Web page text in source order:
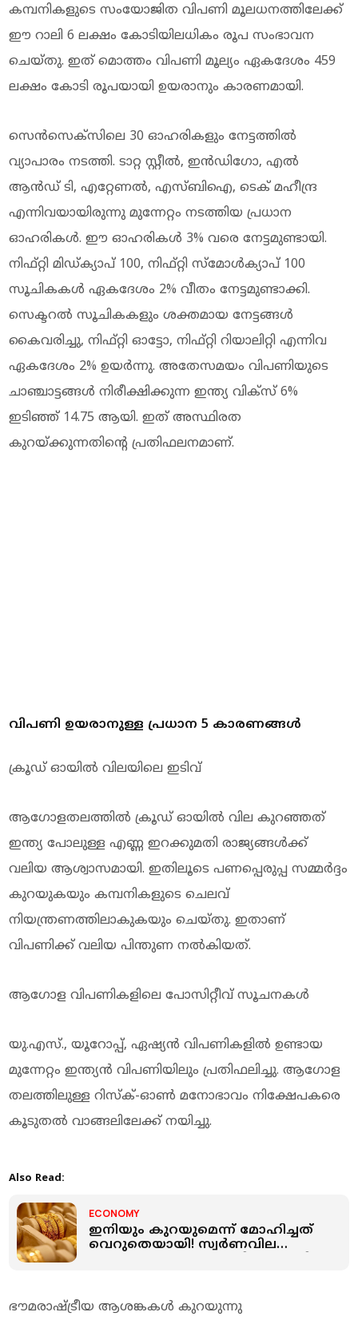
കമ്പനികളുടെ സംയോജിത വിപണി മൂലധനത്തിലേക്ക്
ഈ റാലി 6 ലക്ഷം കോടിയിലധികം രൂപ സംഭാവന
ചെയ്തു. ഇത് മൊത്തം വിപണി മൂല്യം ഏകദേശം 459
ലക്ഷം കോടി രൂപയായി ഉയരാനും കാരണമായി.
സെൻസെക്സിലെ 30 ഓഹരികളും നേട്ടത്തിൽ
വ്യാപാരം നടത്തി. ടാറ്റ സ്റ്റീൽ, ഇൻഡിഗോ, എൽ
ആൻഡ് ടി, എറ്റേണൽ, എസ്‌ബി‌ഐ, ടെക് മഹീന്ദ്ര
എന്നിവയായിരുന്നു മുന്നേറ്റം നടത്തിയ പ്രധാന
ഓഹരികൾ. ഈ ഓഹരികൾ 3% വരെ നേട്ടമുണ്ടായി.
നിഫ്റ്റി മിഡ്‌ക്യാപ് 100, നിഫ്റ്റി സ്‌മോൾക്യാപ് 100
സൂചികകൾ ഏകദേശം 2% വീതം നേട്ടമുണ്ടാക്കി.
സെക്ടറൽ സൂചികകളും ശക്തമായ നേട്ടങ്ങൾ
കൈവരിച്ചു, നിഫ്റ്റി ഓട്ടോ, നിഫ്റ്റി റിയാലിറ്റി എന്നിവ
ഏകദേശം 2% ഉയർന്നു. അതേസമയം വിപണിയുടെ
ചാഞ്ചാട്ടങ്ങൾ നിരീക്ഷിക്കുന്ന ഇന്ത്യ വിക്സ് 6%
ഇടിഞ്ഞ് 14.75 ആയി. ഇത് അസ്ഥിരത
കുറയ്ക്കുന്നതിന്റെ പ്രതിഫലനമാണ്.
വിപണി ഉയരാനുള്ള പ്രധാന 5 കാരണങ്ങൾ
ക്രൂഡ് ഓയിൽ വിലയിലെ ഇടിവ്
ആഗോളതലത്തിൽ ക്രൂഡ് ഓയിൽ വില കുറഞ്ഞത്
ഇന്ത്യ പോലുള്ള എണ്ണ ഇറക്കുമതി രാജ്യങ്ങൾക്ക്
വലിയ ആശ്വാസമായി. ഇതിലൂടെ പണപ്പെരുപ്പ സമ്മർദ്ദം
കുറയുകയും കമ്പനികളുടെ ചെലവ്
നിയന്ത്രണത്തിലാകുകയും ചെയ്തു. ഇതാണ്
വിപണിക്ക് വലിയ പിന്തുണ നൽകിയത്.
ആഗോള വിപണികളിലെ പോസിറ്റീവ് സൂചനകൾ
യു.എസ്., യൂറോപ്പ്, ഏഷ്യൻ വിപണികളിൽ ഉണ്ടായ
മുന്നേറ്റം ഇന്ത്യൻ വിപണിയിലും പ്രതിഫലിച്ചു. ആഗോള
തലത്തിലുള്ള റിസ്‌ക്-ഓൺ മനോഭാവം നിക്ഷേപകരെ
കൂടുതൽ വാങ്ങലിലേക്ക് നയിച്ചു.
Also Read:
ECONOMY
ഇനിയും കുറയുമെന്ന് മോഹിച്ചത്
വെറുതെയായി! സ്വർണവില
ഭൗമരാഷ്ട്രീയ ആശങ്കകൾ കുറയുന്നു